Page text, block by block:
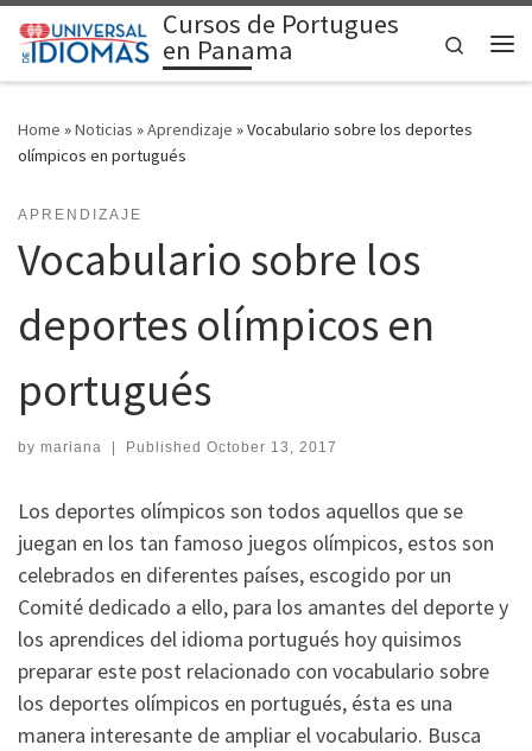
Skip to content Cursos de Portugues
en Panama
Search
Home »Noticias »Aprendizaje »Vocabulario sobre los deportes
olímpicos en portugués
APRENDIZAJE
Vocabulario sobre los
deportes olímpicos en
portugués
by mariana Published October 13, 2017
Los deportes olímpicos son todos aquellos que se
juegan en los tan famoso juegos olímpicos, estos son
celebrados en diferentes países, escogido por un
Comité dedicado a ello, para los amantes del deporte y
los aprendices del idioma portugués hoy quisimos
preparar este post relacionado con vocabulario sobre
los deportes olímpicos en portugués, ésta es una
manera interesante de ampliar el vocabulario. Busca